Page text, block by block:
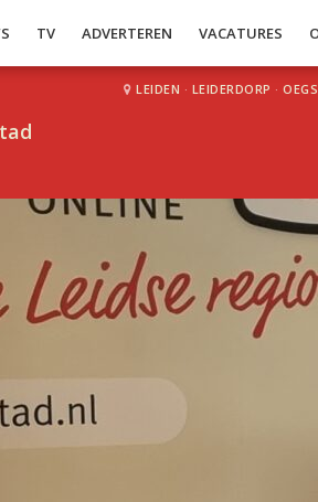
TV ADVERTEREN VACATURES
LEIDEN · LEIDERDORP ·